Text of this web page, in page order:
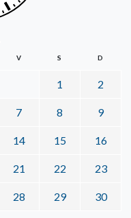
V S D
1 2
7 8 9
14 15 16
21 22 23
28 29 30